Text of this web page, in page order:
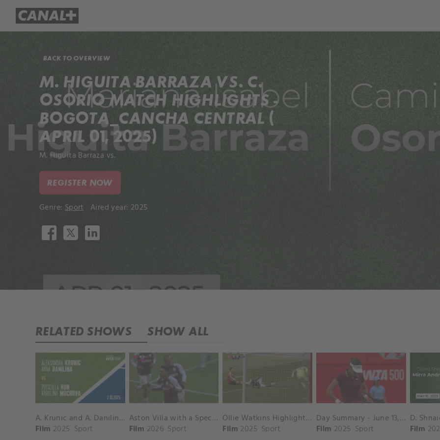
BACK TO OVERVIEW
M. HIGUITA BARRAZA VS. C.
OSORIO MATCH HIGHLIGHTS -
BOGOTA_CANCHA CENTRAL (
APRIL 01, 2025)
M. Higuita Barraza vs.
REGISTER NOW
Genre: Sport Aired year: 2025
RELATED SHOWS SHOW ALL
A. Krunic and A. Danilina vs. P. Hon and K. Muchova Match Highlights - BEIJING_Capital Group Diamond ( October 02, 2025)
Film 2025 Sport
Aston Villa with a Spectacular Goal vs. Nottingham Forest
Film 2026 Sport
Ollie Watkins Highlights vs. Southampton
Film 2025 Sport
Day Summary - June 13, 2025
Film 2025 Sport Film